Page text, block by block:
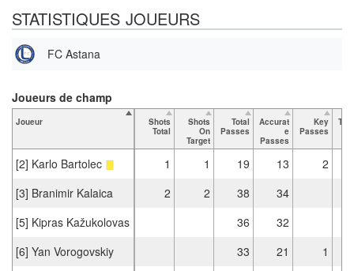
STATISTIQUES JOUEURS
FC Astana
Joueur
Shots
Total
Shots
On
Target
Total
Passes
Accurat
e
Passes
Key
Passes
[2] Karlo Bartolec 1 1 19 13
2
[3] Branimir Kalaica
2 2 38
34
[5] Kipras Kažukolovas
36
32
[6] Yan Vorogovskiy
33 21
1
Joueurs de champ